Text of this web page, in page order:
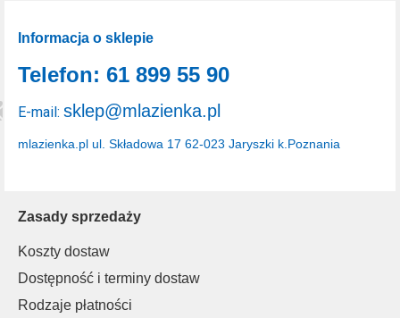
Zasady sprzedaży
Koszty dostaw
Dostępność i terminy dostaw
Rodzaje płatności
Informacja o sklepie
mlazienka.pl ul. Składowa 17 62-023 Jaryszki k.Poznania
Telefon: 61 899 55 90
E-mail: sklep@mlazienka.pl